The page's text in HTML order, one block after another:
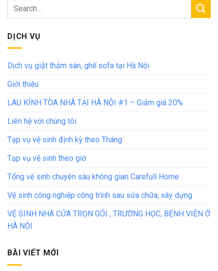
DỊCH VỤ
Dịch vụ giặt thảm sàn, ghế sofa tại Hà Nội
Giới thiệu
LAU KÍNH TÒA NHÀ TẠI HÀ NỘI #1 – Giảm giá 20%
Liên hệ với chúng tôi
Tạp vụ vệ sinh định kỳ theo Tháng
Tạp vụ vệ sinh theo giờ
Tổng vệ sinh chuyên sâu không gian Carefull Home
Vệ sinh công nghiệp công trình sau sửa chữa, xây dựng
VỆ SINH NHÀ CỬA TRỌN GÓI , TRƯỜNG HỌC, BỆNH VIỆN Ở
HÀ NỘI
BÀI VIẾT MỚI